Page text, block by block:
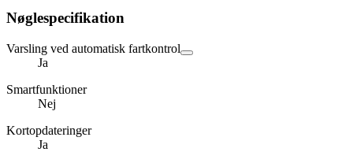
Nøglespecifikation
Varsling ved automatisk fartkontrol
Ja
Smartfunktioner
Nej
Kortopdateringer
Ja